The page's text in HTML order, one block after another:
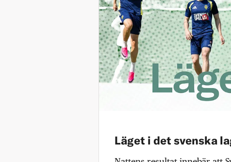
Läget i det svenska